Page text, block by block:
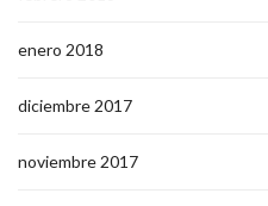
enero 2018
diciembre 2017
noviembre 2017